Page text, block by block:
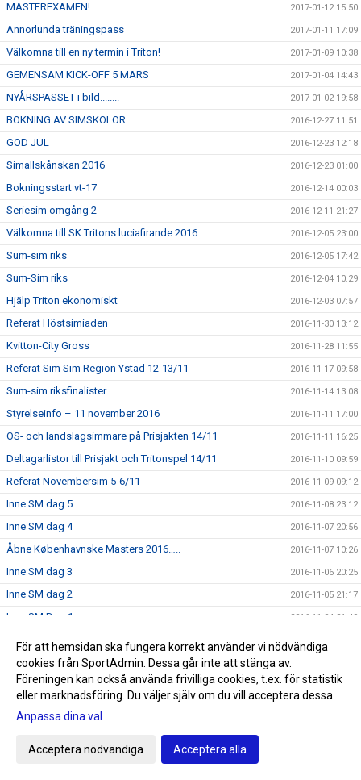
MASTEREXAMEN! 2017-01-12 15:50
Annorlunda träningspass 2017-01-11 17:09
Välkomna till en ny termin i Triton! 2017-01-09 10:38
GEMENSAM KICK-OFF 5 MARS 2017-01-04 14:43
NYÅRSPASSET i bild........ 2017-01-02 19:58
BOKNING AV SIMSKOLOR 2016-12-27 11:51
GOD JUL 2016-12-23 12:18
Simallskånskan 2016 2016-12-23 01:00
Bokningsstart vt-17 2016-12-14 00:03
Seriesim omgång 2 2016-12-11 21:27
Välkomna till SK Tritons luciafirande 2016 2016-12-05 23:00
Sum-sim riks 2016-12-05 17:42
Sum-Sim riks 2016-12-04 10:29
Hjälp Triton ekonomiskt 2016-12-03 07:57
Referat Höstsimiaden 2016-11-30 13:12
Kvitton-City Gross 2016-11-28 11:55
Referat Sim Sim Region Ystad 12-13/11 2016-11-17 09:58
Sum-sim riksfinalister 2016-11-14 13:08
Styrelseinfo – 11 november 2016 2016-11-11 17:00
OS- och landslagsimmare på Prisjakten 14/11 2016-11-11 16:25
Deltagarlistor till Prisjakt och Tritonspel 14/11 2016-11-10 09:59
Referat Novembersim 5-6/11 2016-11-09 09:12
Inne SM dag 5 2016-11-08 23:12
Inne SM dag 4 2016-11-07 20:56
Åbne Københavnske Masters 2016….. 2016-11-07 10:26
Inne SM dag 3 2016-11-06 20:25
Inne SM dag 2 2016-11-05 21:17
Inne SM Dag 1 2016-11-04 21:49
Höstlovskul med level 1 och level 2 2016-11-04 19:39
Funktionärsutbildning
Nu är vi igång! 2016-11-02 09:29
Prisjakt och Tritonspel 14/11
För att hemsidan ska fungera korrekt använder vi nödvändiga
cookies från SportAdmin. Dessa går inte att stänga av.
Föreningen kan också använda frivilliga cookies, t.ex. för statistik
eller marknadsföring. Du väljer själv om du vill acceptera dessa.
Anpassa dina val
Acceptera nödvändiga Acceptera alla